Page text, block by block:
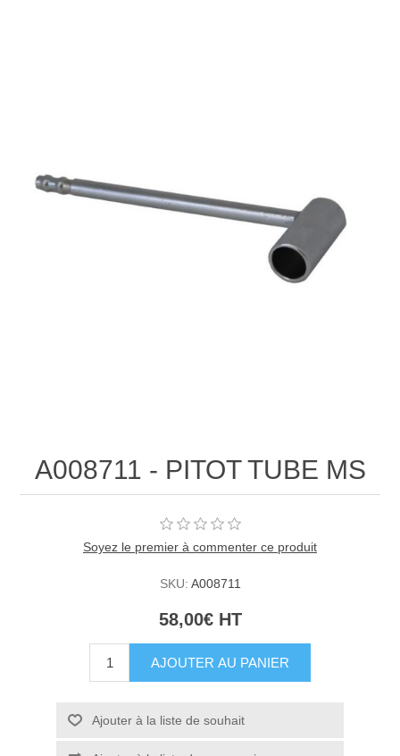
A008711 - PITOT TUBE MS
Soyez le premier à commenter ce produit
SKU: A008711
58,00€ HT
AJOUTER AU PANIER
Ajouter à la liste de souhait